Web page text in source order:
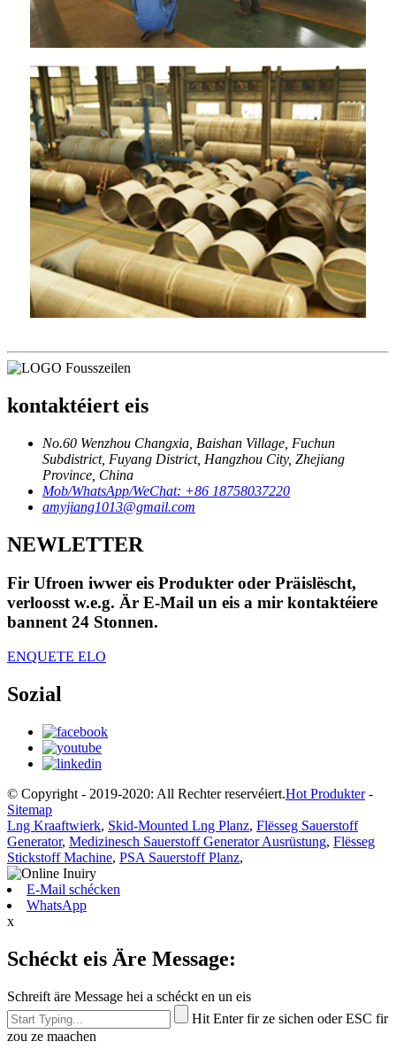
kontaktéiert eis
No.60 Wenzhou Changxia, Baishan Village, Fuchun
Subdistrict, Fuyang District, Hangzhou City, Zhejiang
Province, China
Mob/WhatsApp/WeChat: +86 18758037220
amyjiang1013@gmail.com
NEWLETTER
Fir Ufroen iwwer eis Produkter oder Präislëscht,
verloosst w.e.g. Är E-Mail un eis a mir kontaktéiere
bannent 24 Stonnen.
ENQUETE ELO
Sozial
© Copyright - 2019-2020: All Rechter reservéiert.Hot Produkter-
Sitemap
Lng Kraaftwierk, Skid-Mounted Lng Planz, Flësseg Sauerstoff
Generator, Medizinesch Sauerstoff Generator Ausrüstung, Flësseg
Stickstoff Machine, PSA Sauerstoff Planz,
E-Mail schécken
WhatsApp
x
Schéckt eis Äre Message:
Schreift äre Message hei a schéckt en un eis
Hit Enter fir ze sichen oder ESC fir
zou ze maachen